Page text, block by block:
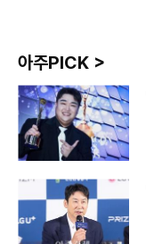
아주PICK >